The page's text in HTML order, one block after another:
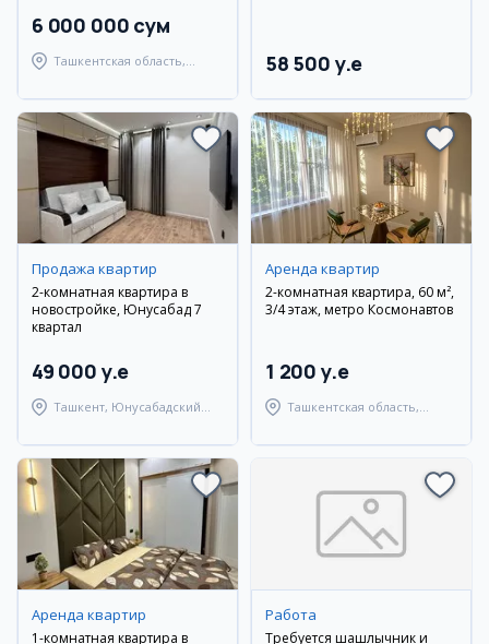
6 000 000 сум
Ташкентская область,
58 500 y.e
Продажа квартир
2-комнатная квартира в
новостройке, Юнусабад 7
квартал
49 000 y.e
Ташкент, Юнусабадский
Аренда квартир
2-комнатная квартира, 60 м²,
3/4 этаж, метро Космонавтов
1 200 y.e
Ташкентская область,
Аренда квартир
1-комнатная квартира в
Работа
Требуется шашлычник и